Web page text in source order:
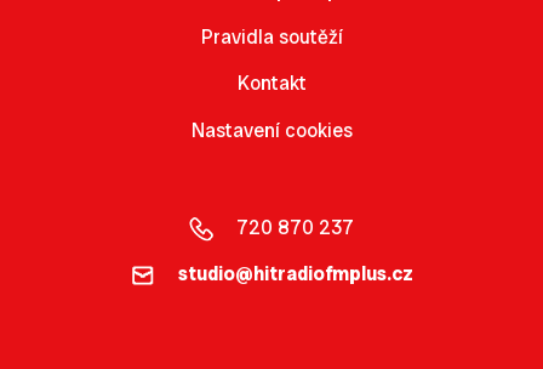
Pravidla soutěží
Kontakt
Nastavení cookies
720 870 237
studio@hitradiofmplus.cz